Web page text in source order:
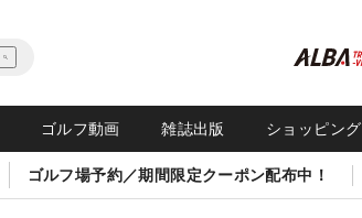
ゴルフ動画 雑誌出版 ショッピング
ゴルフ場予約／期間限定クーポン配布中！